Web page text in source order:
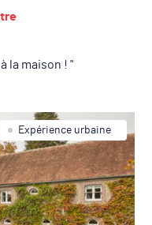
la maison !
Expérience urbaine